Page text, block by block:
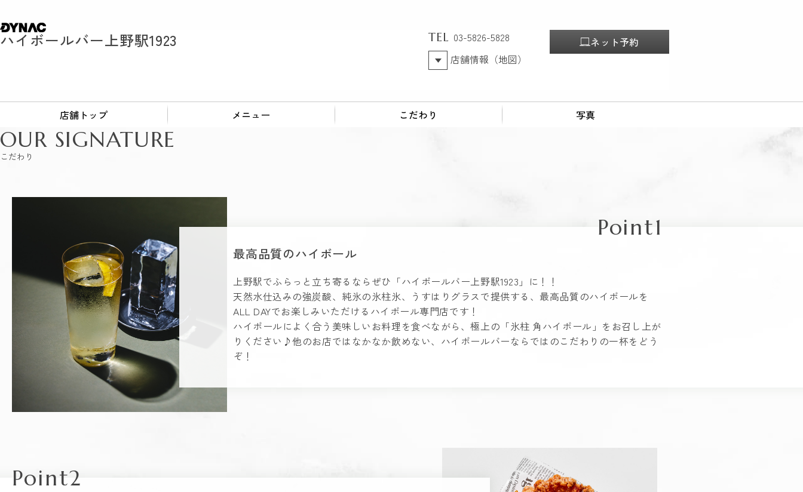
ハイボールバー上野駅1923 TEL 03-5826-5828
店舗情報（地図）
ネット予約
店舗トップ メニュー こだわり 写真
OUR SIGNATURE
こだわり
Point1
最高品質のハイボール
上野駅でふらっと立ち寄るならぜひ「ハイボールバー上野駅1923」に！！
天然水仕込みの強炭酸、純氷の氷柱氷、うすはりグラスで提供する、最高品質のハイボールを
ALL DAYでお楽しみいただけるハイボール専門店です！
ハイボールによく合う美味しいお料理を食べながら、極上の「氷柱 角ハイボール」をお召し上が
りください♪他のお店ではなかなか飲めない、ハイボールバーならではのこだわりの一杯をどう
ぞ！
Point2